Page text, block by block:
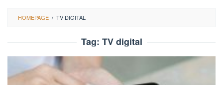
HOMEPAGE / TV DIGITAL
Tag: TV digital